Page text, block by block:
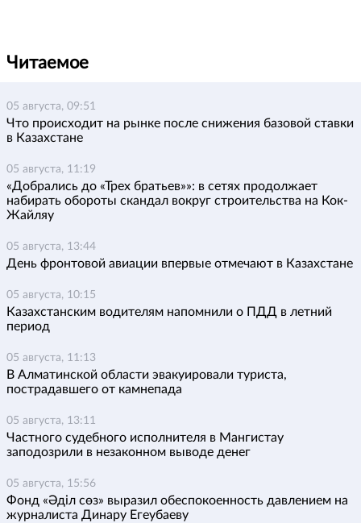
Читаемое
05 августа, 09:51
Что происходит на рынке после снижения базовой ставки
в Казахстане
05 августа, 11:19
«Добрались до «Трех братьев»»: в сетях продолжает
набирать обороты скандал вокруг строительства на Кок-
Жайляу
05 августа, 13:44
День фронтовой авиации впервые отмечают в Казахстане
05 августа, 10:15
Казахстанским водителям напомнили о ПДД в летний
период
05 августа, 11:13
В Алматинской области эвакуировали туриста,
пострадавшего от камнепада
05 августа, 13:11
Частного судебного исполнителя в Мангистау
заподозрили в незаконном выводе денег
05 августа, 15:56
Фонд «Әділ сөз» выразил обеспокоенность давлением на
журналиста Динару Егеубаеву